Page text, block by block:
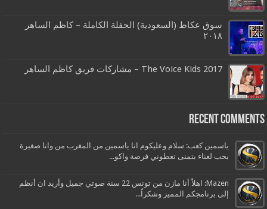
سوق عكاظ (السعودية) الحفلة الكاملة – كاظم الساهر
٢٠١٨
The Voice Kids 2017 – مشاركات فريق كاظم الساهر
Recent Comments
ياسمين كعب: سلام وعليكوم انا ياسمين من المغرب من وانا صغيرة
بحب لغناء بتمنى تعطوني فرصة واكو...
Mazen: اهلاً أنا مازن من تونس 22 سنة صوتي جميل وأريد ان أنظم
إلى برنامجكم المميز وشكراً...